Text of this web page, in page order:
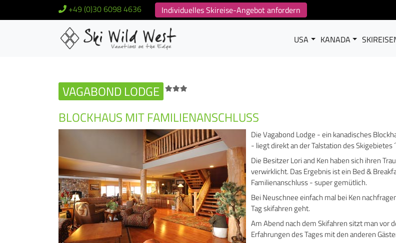
+49 (0)30 6098 4636 Individuelles Skireise-Angebot anfordern
USA KANADA
VAGABOND LODGE
BLOCKHAUS MIT FAMILIENANSCHLUSS
Die Vagabond Lodge - ein kanadisches
- liegt direkt an der Talstation des Skigebietes
Die Besitzer Lori and Ken haben sich ihren
verwirklicht. Das Ergebnis ist ein Bed &
Familienanschluss - super gemütlich.
Bei Neuschnee einfach mal bei Ken
Tag skifahren geht.
Am Abend nach dem Skifahren sitzt man vor
Erfahrungen des Tages mit den anderen